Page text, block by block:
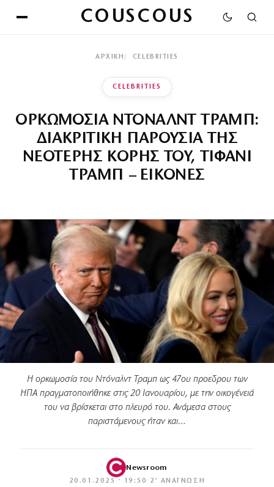
COUSCOUS
ΑΡΧΙΚΉ CELEBRITIES
CELEBRITIES
ΟΡΚΩΜΟΣΙΑ ΝΤΟΝΑΛΝΤ ΤΡΑΜΠ:
ΔΙΑΚΡΙΤΙΚΗ ΠΑΡΟΥΣΙΑ ΤΗΣ
ΝΕΟΤΕΡΗΣ ΚΟΡΗΣ ΤΟΥ, ΤΙΦΑΝΙ
ΤΡΑΜΠ – ΕΙΚΟΝΕΣ
Η ορκωμοσία του Ντόναλντ Τραμπ ως 47ου προεδρου των
ΗΠΑ πραγματοποιήθηκε στις 20 Ιανουαρίου, με την οικογένειά
του να βρίσκεται στο πλευρό του. Ανάμεσα στους
παριστάμενους ήταν και…
Newsroom
20.01.2025 · 19:50 · 2′ ΑΝΆΓΝΩΣΗ